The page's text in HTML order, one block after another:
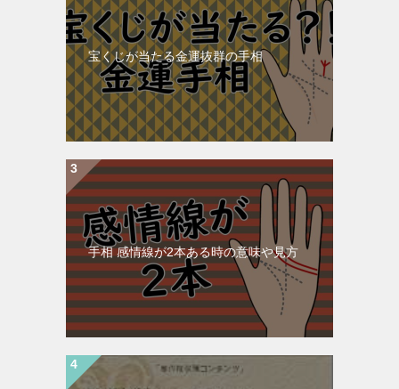
宝くじが当たる金運抜群の手相
手相 感情線が2本ある時の意味や見方